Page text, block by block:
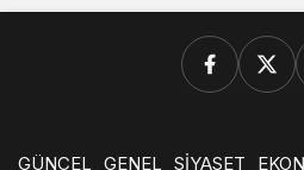
GÜNCEL GENEL SİYASET